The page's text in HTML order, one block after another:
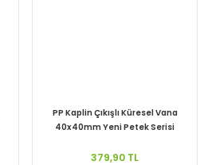
PP Kaplin Çıkışlı Küresel Vana
40x40mm Yeni Petek Serisi
379,90 TL